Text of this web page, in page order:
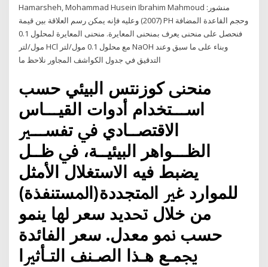
Hamarsheh, Mohammad Husein Ibrahim Mahmoud منشور:
(2007) وعليه فإنه يمكن رسم العلاقة بين قيمة PH وحجم القاعدة المضافة
فنحصل على منحنى يعرف بمنحنى المعايرة. منحنى المعايرة لمحلول 0.1
مول/لتر HCl مع محلول 0.1 مول/لتر NaOH وبناء على ما سبق وعند
التدقيق في جدول الكواشف المجاور نلاحظ ما
ﻣﻨﺤﲎ ﻛﻮزﻧﺘﺲ اﻟﺒﻴﺌﻲ ﺣﺴﺐ
اﺳـــﺘﺨﺪام أدوات اﻟﻘﻴـــﺎس
اﻻﻗﺘﺼــﺎدي ﰲ ﺗﻔﺴـــﲑ
اﻟﻈـــﻮاﻫﺮ اﻟﺒﻴﺌﻴــﺔ، ﰲ ﻇــﻞ
ﻳﻀﺒﻂ ﻓﻴﻪ اﻻﺳﺘﻐﻼل اﻷﻣﺜﻞ
ﻟﻠﻤﻮارد ﻏﲑ اﳌﺘﺠﺪدة(اﳌﺴﺘﻨﻔﺬة)
ﻣﻦ ﺧﻼل ﲢﺪﻳﺪ ﺳﻌﺮ ﳍﺎ ﻳﻨﻤﻮ
ﺣﺴﺐ ﳕﻮ ﻣﻌﺪل. ﺳﻌﺮ اﻟﻔﺎﺋﺪة
ﳚﻤـﻊ ﻫـﺬا اﻟﺼـﻨﻒ اﻟﺘـﺄﺛﲑا